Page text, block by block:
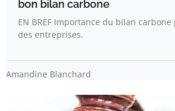
bon bilan carbone
EN BREF Importance du bilan
des entreprises.
Amandine Blanchard